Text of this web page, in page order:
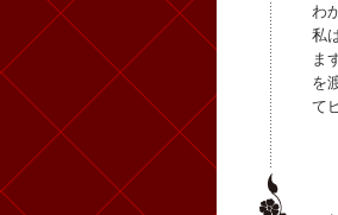
わ
私
ま
を
て